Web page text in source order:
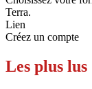
Terra.
Lien
Créez un compte
Les plus lus